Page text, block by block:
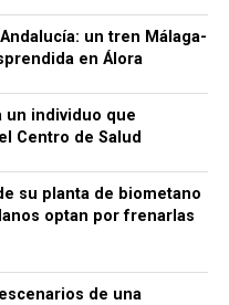
por lo que habrá
las diligencias para
número de
de Cazalla
dentro del entramado
Por ahora, no
oficiales consultadas
públicamente a las
La Puebla, de modo
nombres o
documental.
un tren Málaga-
en Álora
un individuo que
Centro de Salud
su planta de biometano
optan por frenarlas
de una